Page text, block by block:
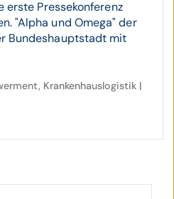
erste Pressekonferenz
"Alpha und Omega" der
Bundeshauptstadt mit
Krankenhauslogistik |